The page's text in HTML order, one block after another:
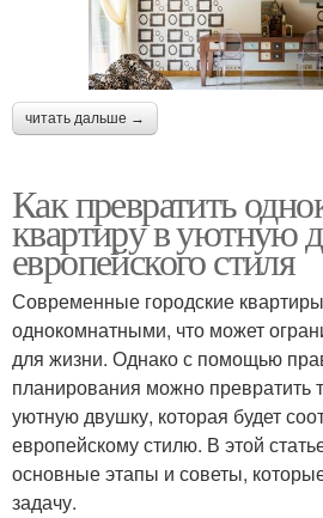
читать дальше →
Как превратить
квартиру в уютную
европейского стиля
Современные городские
однокомнатными, что может
для жизни. Однако с помощью
планирования можно превратить
уютную двушку, которая будет
европейскому стилю. В этой
основные этапы и советы,
задачу.